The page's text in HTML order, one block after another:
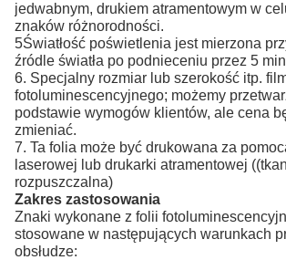
jedwabnym, drukiem atramentowym w
znaków różnorodności.
5Światłość poświetlenia jest mierzona
źródle światła po podnieceniu przez 5
6. Specjalny rozmiar lub szerokość itp.
fotoluminescencyjnego; możemy
podstawie wymogów klientów, ale cena
zmieniać.
7. Ta folia może być drukowana za
laserowej lub drukarki atramentowej
rozpuszczalna)
Zakres zastosowania
Znaki wykonane z folii
stosowane w następujących warunkach
obsłudze: